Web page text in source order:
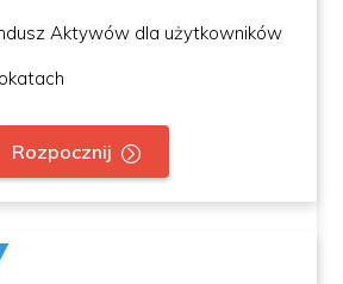
Aktywów dla użytkowników
Rozpocznij